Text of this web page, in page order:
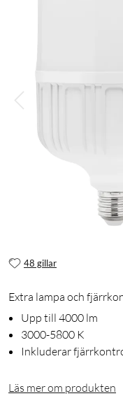
48 gillar
Extra lampa och
Upp till 4000 lm
3000-5800 K
Inkluderar
Läs mer om produkten